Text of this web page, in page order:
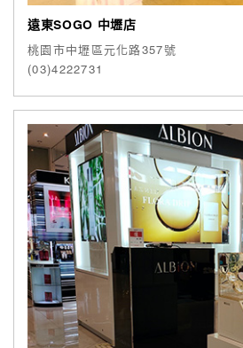
遠東SOGO 中壢店
桃園市中壢區元化路357號
(03)4222731